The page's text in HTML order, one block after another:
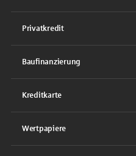
Privatkredit
Baufinanzierung
Kreditkarte
Wertpapiere